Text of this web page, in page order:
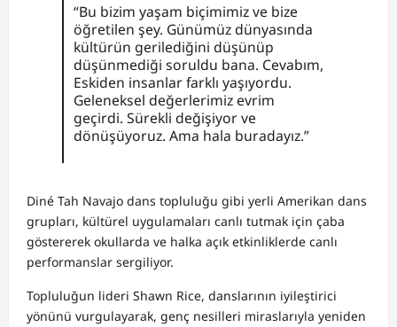
“Bu bizim yaşam biçimimiz ve bize
öğretilen şey. Günümüz dünyasında
kültürün gerilediğini düşünüp
düşünmediği soruldu bana. Cevabım,
Eskiden insanlar farklı yaşıyordu.
Geleneksel değerlerimiz evrim
geçirdi. Sürekli değişiyor ve
dönüşüyoruz. Ama hala buradayız.”
Diné Tah Navajo dans topluluğu gibi yerli Amerikan dans
grupları, kültürel uygulamaları canlı tutmak için çaba
göstererek okullarda ve halka açık etkinliklerde canlı
performanslar sergiliyor.
Topluluğun lideri Shawn Rice, danslarının iyileştirici
yönünü vurgulayarak, genç nesilleri miraslarıyla yeniden